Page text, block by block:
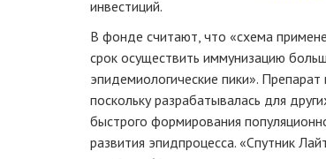
инвестиций.
В фонде считают, что «схема
срок осуществить иммунизацию
эпидемиологические пики». Препарат
поскольку разрабатывалась для
быстрого формирования
развития эпидпроцесса. «Спутник